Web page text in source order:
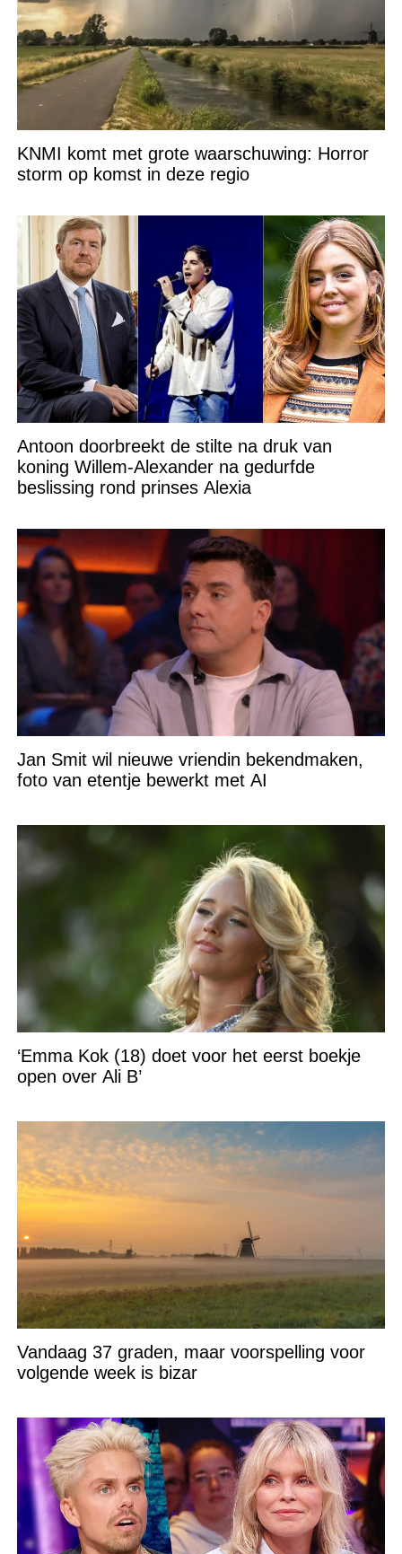
KNMI komt met grote waarschuwing: Horror
storm op komst in deze regio
Antoon doorbreekt de stilte na druk van
koning Willem-Alexander na gedurfde
beslissing rond prinses Alexia
Jan Smit wil nieuwe vriendin bekendmaken,
foto van etentje bewerkt met AI
‘Emma Kok (18) doet voor het eerst boekje
open over Ali B’
Vandaag 37 graden, maar voorspelling voor
volgende week is bizar